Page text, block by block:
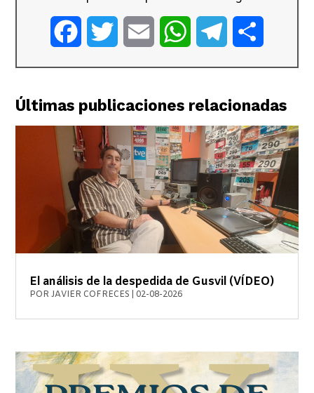
FacebookTwitter Email WhatsAppTelegram
Últimas publicaciones relacionadas
El análisis de la despedida de Gusvil (VÍDEO)
PORJAVIER COFRECES 02-08-2026